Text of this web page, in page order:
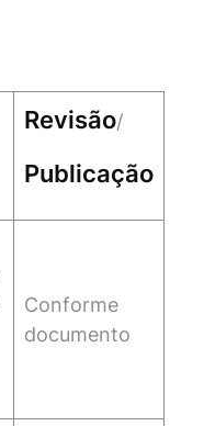
Revisão/
Publicação
Conforme
documento